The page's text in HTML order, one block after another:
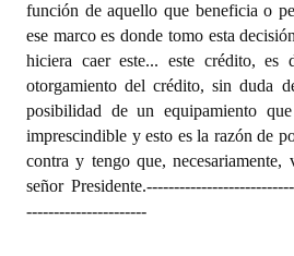
función de aquello que beneficia o
ese marco es donde tomo esta
hiciera caer este... este crédito,
otorgamiento del crédito, sin duda
posibilidad de un equipamiento
imprescindible y esto es la razón de
contra y tengo que,
señor Presidente.
----------------------